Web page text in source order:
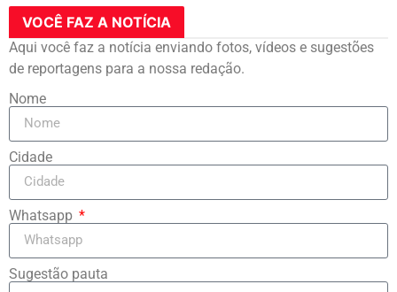
VOCÊ FAZ A NOTÍCIA
Aqui você faz a notícia enviando fotos, vídeos e sugestões
de reportagens para a nossa redação.
Nome
Cidade
Whatsapp
Sugestão pauta